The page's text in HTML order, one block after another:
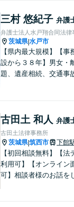
三村 悠紀子 弁護
弁護士法人水戸翔合同法律
茨城県|水戸市
【県内最大規模】【事
設から３８年】男女・
題、遺産相続、交通事
りごとがあればお気軽
談ください！お一人お
に誠実に向き合います
古田土 和人 弁護
古田土法律事務所
茨城県|筑西市 下館
【初回相談無料】【法
利用可】【オンライン
可】相談者様のお話を